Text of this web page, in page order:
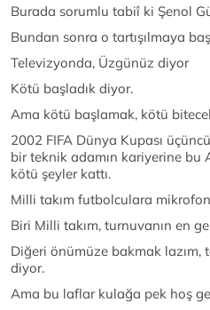
Burada sorumlu tabiî ki Şenol
Bundan sonra o tartışılmaya
Televizyonda, Üzgünüz diyor
Kötü başladık diyor.
Ama kötü başlamak, kötü
2002 FIFA Dünya Kupası
bir teknik adamın kariyerine bu
kötü şeyler kattı.
Milli takım futbolculara
Biri Milli takım, turnuvanın en
Diğeri önümüze bakmak lazım,
diyor.
Ama bu laflar kulağa pek hoş